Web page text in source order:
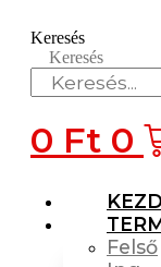
Keresés
Keresés
0 Ft 0
Felső